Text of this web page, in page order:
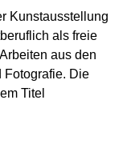
Kunstausstellung
als freie
aus den
Fotografie. Die
Titel